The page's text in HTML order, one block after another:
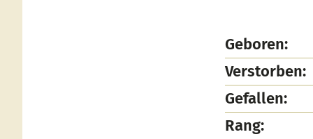
Geboren:
Verstorben:
Gefallen:
Rang: